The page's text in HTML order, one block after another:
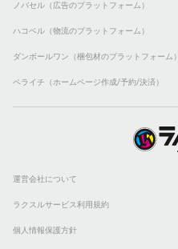
ノバセル（広告のプラットフォーム）
ハコベル（物流のプラットフォーム）
ダンボールワン（梱包材のプラットフォーム）
ペライチ（ホームページ作成/予約/決済）
運営会社について
ラクスルサービス利用規約
個人情報保護方針